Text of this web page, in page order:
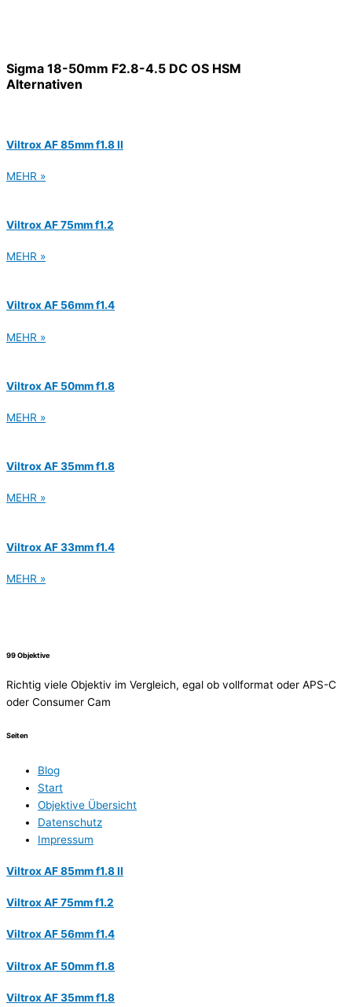
Sigma 18-50mm F2.8-4.5 DC OS HSM
Alternativen
Viltrox AF 85mm f1.8 II
MEHR »
Viltrox AF 75mm f1.2
MEHR »
Viltrox AF 56mm f1.4
MEHR »
Viltrox AF 50mm f1.8
MEHR »
Viltrox AF 35mm f1.8
MEHR »
Viltrox AF 33mm f1.4
MEHR »
99 Objektive
Richtig viele Objektiv im Vergleich, egal ob vollformat oder APS-C
oder Consumer Cam
Seiten
Blog
Start
Objektive Übersicht
Datenschutz
Impressum
Viltrox AF 85mm f1.8 II
Viltrox AF 75mm f1.2
Viltrox AF 56mm f1.4
Viltrox AF 50mm f1.8
Viltrox AF 35mm f1.8